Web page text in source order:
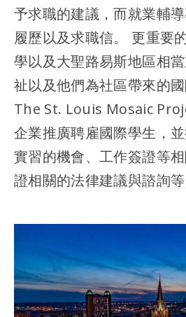
予求職的建議，而就業輔
履歷以及求職信。 更重要
學以及大聖路易斯地區相
祉以及他們為社區帶來的
The St. Louis Mosaic
企業推廣聘雇國際學生，
實習的機會、工作簽證等
證相關的法律建議與諮詢等